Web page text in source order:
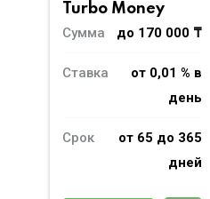
Turbo Money
Сумма
до 170 000 ₸
Ставка
от 0,01 % в
день
Срок
от 65 до 365
дней